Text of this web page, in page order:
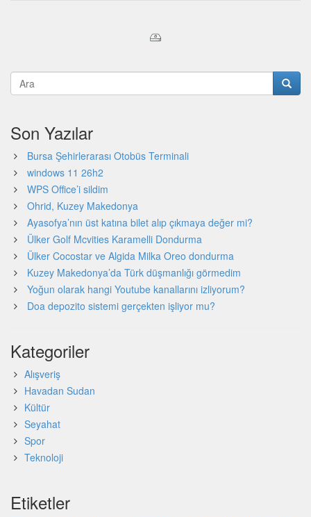
Son Yazılar
Bursa Şehirlerarası Otobüs Terminali
windows 11 26h2
WPS Office’i sildim
Ohrid, Kuzey Makedonya
Ayasofya’nın üst katına bilet alıp çıkmaya değer mi?
Ülker Golf Mcvities Karamelli Dondurma
Ülker Cocostar ve Algida Milka Oreo dondurma
Kuzey Makedonya’da Türk düşmanlığı görmedim
Yoğun olarak hangi Youtube kanallarını izliyorum?
Doa depozito sistemi gerçekten işliyor mu?
Kategoriler
Alışveriş
Havadan Sudan
Kültür
Seyahat
Spor
Teknoloji
Etiketler